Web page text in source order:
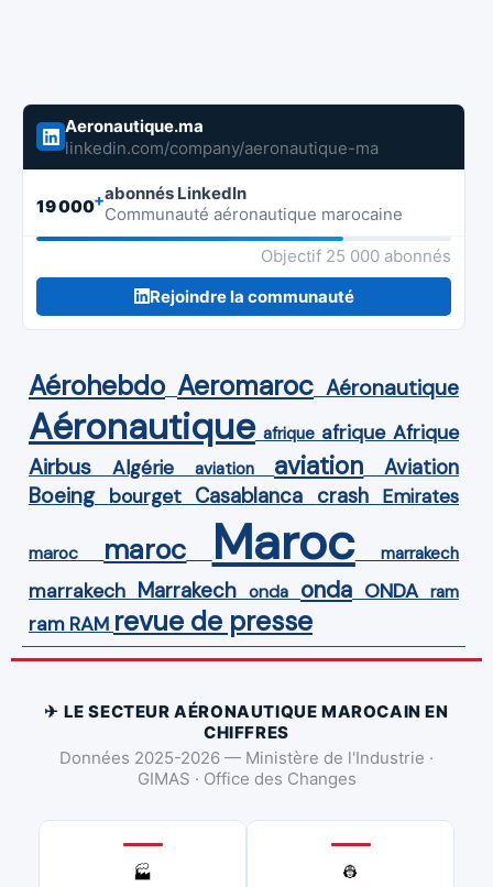
Aeronautique.ma
linkedin.com/company/aeronautique-ma
19 000+abonnés LinkedIn
Communauté aéronautique marocaine
Objectif 25 000 abonnés
Rejoindre la communauté
Aérohebdo Aeromaroc Aéronautique
Aéronautique afrique afrique Afrique
Airbus Algérie aviation aviation Aviation
Boeing bourget Casablanca crash Emirates
maroc maroc Maroc marrakech
marrakech Marrakech onda onda ONDA ram
ram RAM revue de presse
✈ LE SECTEUR AÉRONAUTIQUE MAROCAIN EN
CHIFFRES
Données 2025-2026 — Ministère de l'Industrie ·
GIMAS · Office des Changes
🏭
👷